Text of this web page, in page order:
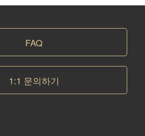
FAQ
1:1 문의하기